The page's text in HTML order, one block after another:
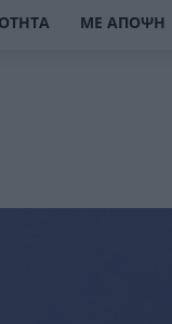
ΜΕ ΆΠΟΨΗ